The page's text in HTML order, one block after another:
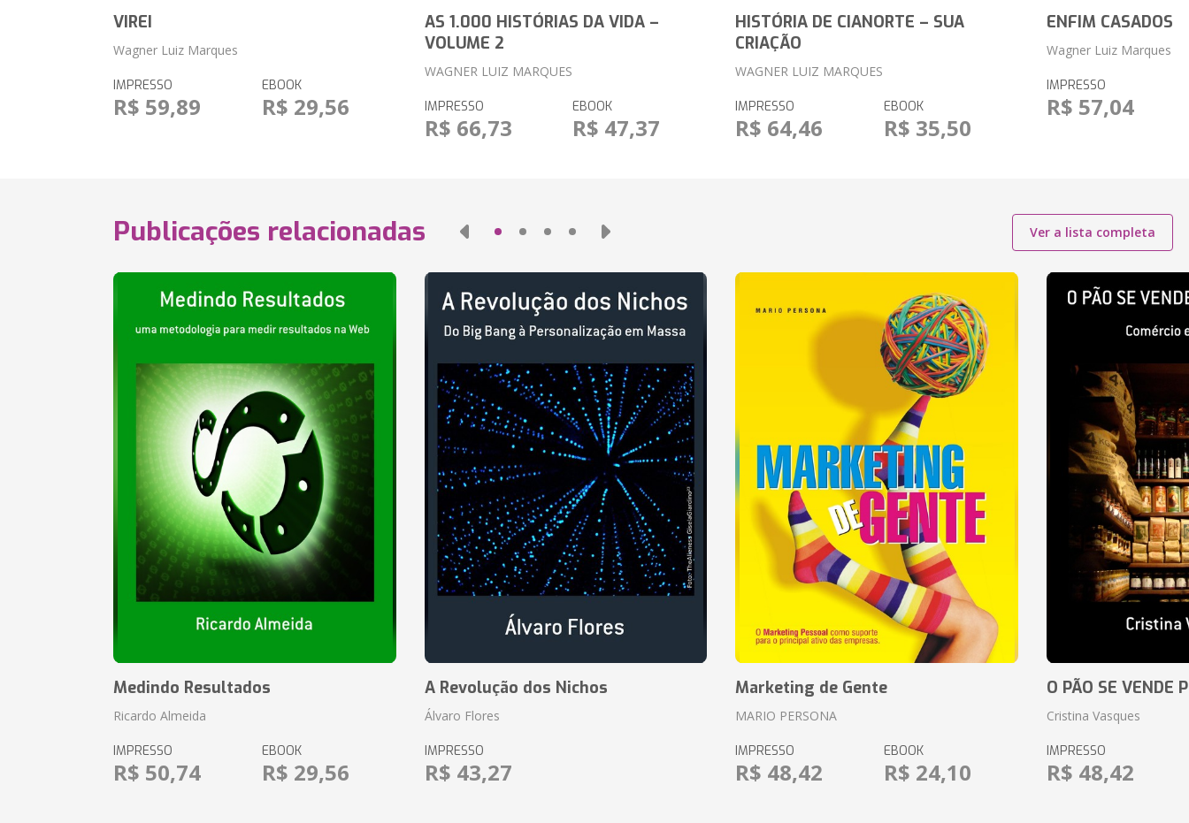
VIREI
Wagner Luiz Marques
IMPRESSO
R$ 59,89
EBOOK
R$ 29,56
AS 1.000 HISTÓRIAS DA VIDA –
VOLUME 2
WAGNER LUIZ MARQUES
IMPRESSO
R$ 66,73
EBOOK
R$ 47,37
HISTÓRIA DE CIANORTE – SUA
CRIAÇÃO
WAGNER LUIZ MARQUES
IMPRESSO
R$ 64,46
EBOOK
R$ 35,50
ENFIM CASADOS
Wagner Luiz Marques
IMPRESSO
R$ 57,04
Publicações relacionadas Ver a lista completa
Medindo Resultados
Ricardo Almeida
IMPRESSO
R$ 50,74
EBOOK
R$ 29,56
A Revolução dos Nichos
Álvaro Flores
IMPRESSO
R$ 43,27
Marketing de Gente
MARIO PERSONA
IMPRESSO
R$ 48,42
EBOOK
R$ 24,10
O PÃO SE VENDE
Cristina Vasques
IMPRESSO
R$ 48,42